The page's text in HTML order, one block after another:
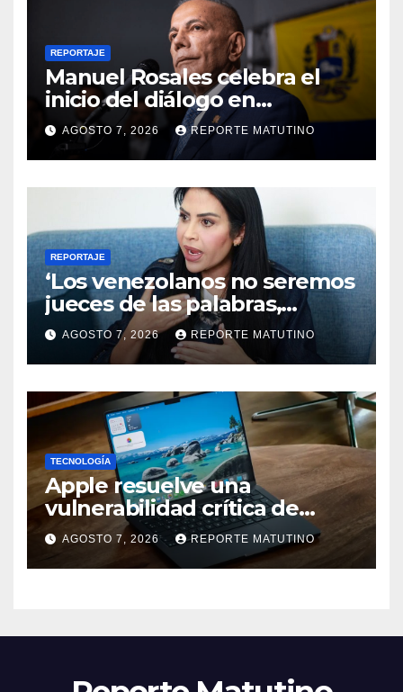
REPORTAJE
Manuel Rosales celebra el
inicio del diálogo en
Venezuela y destaca el
respaldo de EEUU
AGOSTO 7, 2026 REPORTE MATUTINO
REPORTAJE
‘Los venezolanos no seremos
jueces de las palabras,
seremos testigos de los
resultados’
AGOSTO 7, 2026 REPORTE MATUTINO
TECNOLOGÍA
Apple resuelve una
vulnerabilidad crítica de
macOS: actualiza tu Mac
ahora
AGOSTO 7, 2026 REPORTE MATUTINO